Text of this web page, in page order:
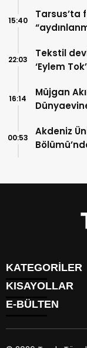
Tarsus’ta
15:40
Tekstil
‘Eylem
22:03
Müjgan
16:14
Akdeniz
00:53
KATEGORİLER
GÜNDEM
EKONOMİ
KISAYOLLAR
HAVA DURUMU
E-BÜLTEN